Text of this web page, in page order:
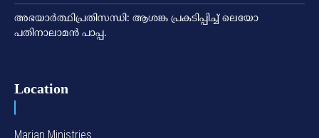
അഭയാര്‍ത്ഥിപ്രതിസന്ധി: ആശങ്ക പ്രകടിപ്പിച്ച് ലെയോ
പതിനാലാമന്‍ പാപ്പ.
Location
Marian Ministries